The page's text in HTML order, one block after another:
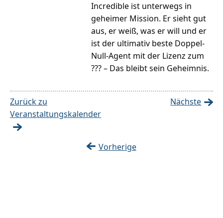
Incredible ist unterwegs in
geheimer Mission. Er sieht gut
aus, er weiß, was er will und er
ist der ultimativ beste Doppel-
Null-Agent mit der Lizenz zum
??? – Das bleibt sein Geheimnis.
Vorherige
Zurück zu
Veranstaltungskalender
Nächste